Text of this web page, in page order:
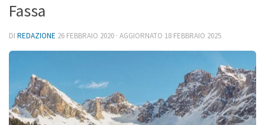
Fassa
DI REDAZIONE 26 FEBBRAIO 2020 · AGGIORNATO 18 FEBBRAIO 2025